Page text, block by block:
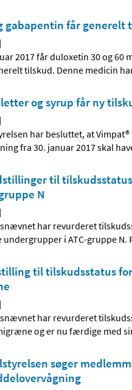
gabapentin får generelt
|
2017 får duloxetin 30 og 60
tilskud. Denne medicin
og syrup får ny
|
har besluttet, at
fra 30. januar 2017 skal
til
N
|
har revurderet
undergrupper i ATC-gruppe N.
til tilskudsstatus
|
har revurderet
og er nu færdige med
søger